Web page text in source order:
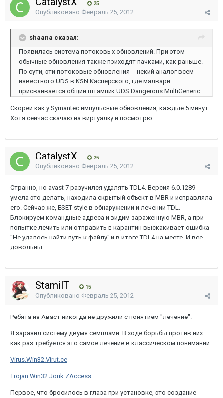
25
Опубликовано Февраль 25, 2012
shaana сказал:
Появилась система потоковых обновлений. При этом
обычные обновления также приходят пачками, как раньше.
По сути, эти потоковые обновления -- некий аналог всем
известного UDS в KSN Касперского, где малвари
присваивается общий штампик UDS.Dangerous.MultiGeneric.
Скорей как у Symantec импульсные обновления, каждые 5 минут.
Хотя сейчас скачаю на виртуалку и посмотрю.
CatalystX 25
Опубликовано Февраль 25, 2012
Странно, но avast 7 разучился удалять TDL4. Версия 6.0.1289
умела это делать, находила скрытый объект в MBR и исправляла
его. Сейчас же, ESET-style в обнаружении и лечении TDL.
Блокируем командные адреса и видим зараженную MBR, а при
попытке лечить или отправить в карантин выскакивает ошибка
"Не удалось найти путь к файлу" и в итоге TDL4 на месте. И все
довольны.
StamilT 15
Опубликовано Февраль 25, 2012
Ребята из Аваст никогда не дружили с понятием "лечение".
Я заразил систему двумя семплами. В ходе борьбы против них
как раз требуется это самое лечение в классическом понимании.
Virus.Win32.Virut.ce
Trojan.Win32.Jorik.ZAccess
Первое, что бросилось в глаза при установке, это создание